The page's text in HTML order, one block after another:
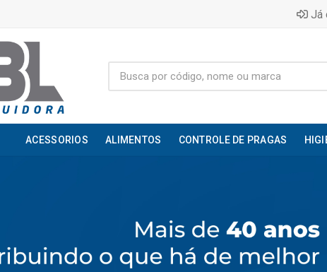
Já
ACESSORIOS ALIMENTOS CONTROLE DE PRAGAS